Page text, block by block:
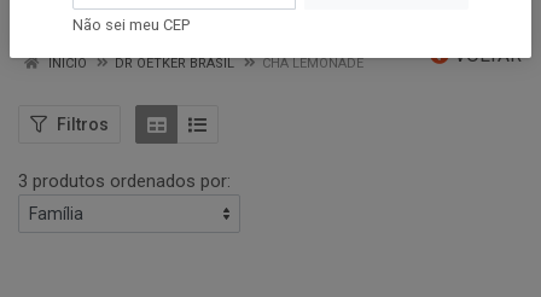
CHA LEMONADE
VOLTAR
INÍCIO DR OETKER BRASIL CHA LEMONADE
Filtros
3 produtos ordenados por:
Não sei meu CEP